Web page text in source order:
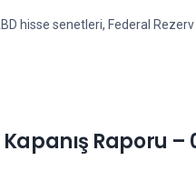
hisse senetleri, Federal
Raporu –